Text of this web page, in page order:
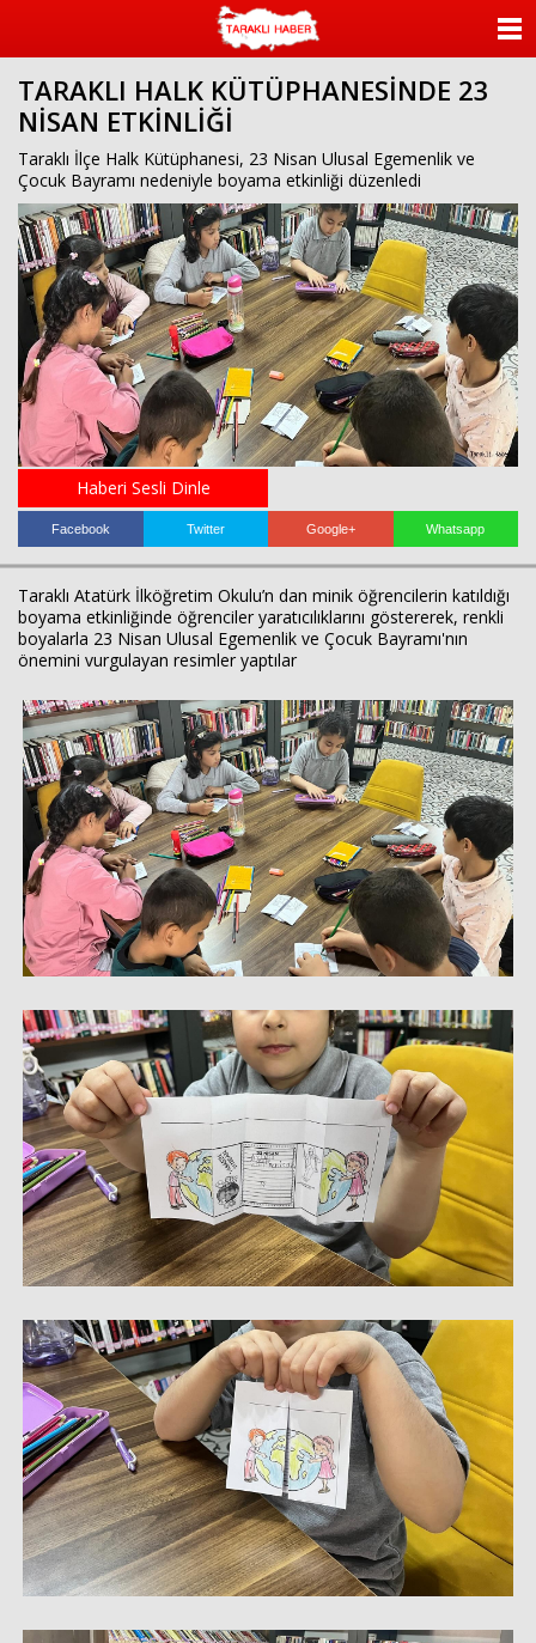
TARAKLI HALK KÜTÜPHANESİNDE 23
NİSAN ETKİNLİĞİ
Taraklı İlçe Halk Kütüphanesi, 23 Nisan Ulusal Egemenlik ve
Çocuk Bayramı nedeniyle boyama etkinliği düzenledi
Haberi Sesli Dinle
Facebook Twitter Google+ Whatsapp
Taraklı Atatürk İlköğretim Okulu’n dan minik öğrencilerin katıldığı
boyama etkinliğinde öğrenciler yaratıcılıklarını göstererek, renkli
boyalarla 23 Nisan Ulusal Egemenlik ve Çocuk Bayramı'nın
önemini vurgulayan resimler yaptılar
KATEGORİLER
ANKETLER
FOTO GALERİ
VİDEO GALERİ
KÜNYE
Haberin Doğru Adresi.